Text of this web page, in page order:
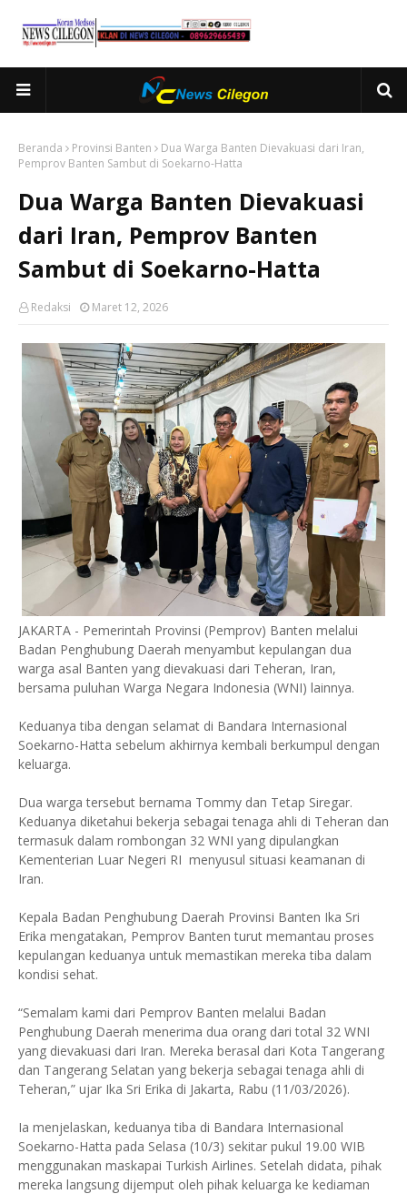
Beranda Provinsi Banten
Dua Warga Banten Dievakuasi dari Iran,
Pemprov Banten Sambut di Soekarno-Hatta
Dua Warga Banten Dievakuasi
dari Iran, Pemprov Banten
Sambut di Soekarno-Hatta
Redaksi Maret 12, 2026
JAKARTA - Pemerintah Provinsi (Pemprov) Banten melalui
Badan Penghubung Daerah menyambut kepulangan dua
warga asal Banten yang dievakuasi dari Teheran, Iran,
bersama puluhan Warga Negara Indonesia (WNI) lainnya.
Keduanya tiba dengan selamat di Bandara Internasional
Soekarno-Hatta sebelum akhirnya kembali berkumpul dengan
keluarga.
Dua warga tersebut bernama Tommy dan Tetap Siregar.
Keduanya diketahui bekerja sebagai tenaga ahli di Teheran dan
termasuk dalam rombongan 32 WNI yang dipulangkan
Kementerian Luar Negeri RI menyusul situasi keamanan di
Iran.
Kepala Badan Penghubung Daerah Provinsi Banten Ika Sri
Erika mengatakan, Pemprov Banten turut memantau proses
kepulangan keduanya untuk memastikan mereka tiba dalam
kondisi sehat.
“Semalam kami dari Pemprov Banten melalui Badan
Penghubung Daerah menerima dua orang dari total 32 WNI
yang dievakuasi dari Iran. Mereka berasal dari Kota Tangerang
dan Tangerang Selatan yang bekerja sebagai tenaga ahli di
Teheran,” ujar Ika Sri Erika di Jakarta, Rabu (11/03/2026).
Ia menjelaskan, keduanya tiba di Bandara Internasional
Soekarno-Hatta pada Selasa (10/3) sekitar pukul 19.00 WIB
menggunakan maskapai Turkish Airlines. Setelah didata, pihak
mereka langsung dijemput oleh pihak keluarga ke kediaman